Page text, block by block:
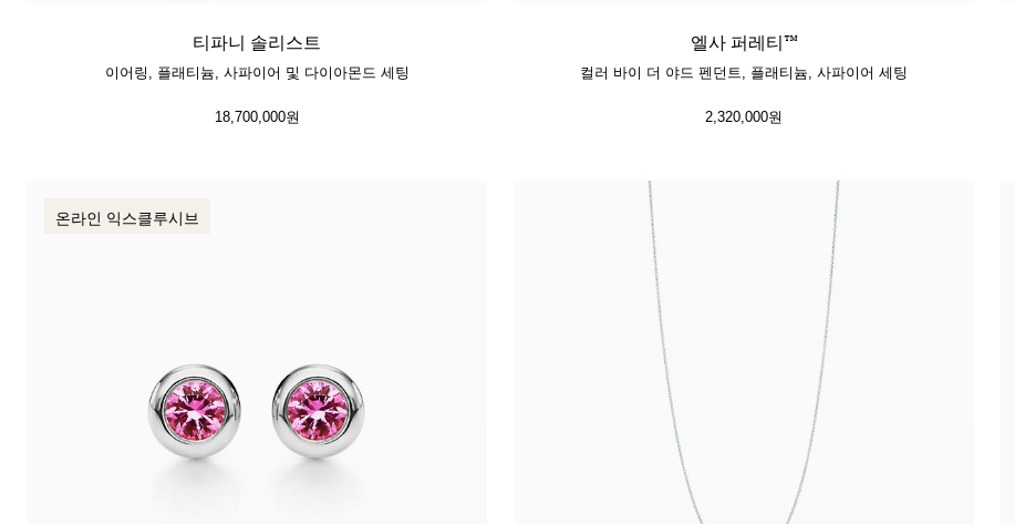
티파니 솔리스트
이어링, 플래티늄, 사파이어 및 다이아몬드 세팅
18,700,000원
엘사 퍼레티™
컬러 바이 더 야드 펜던트, 플래티늄, 사파이어 세팅
2,320,000원
온라인 익스클루시브